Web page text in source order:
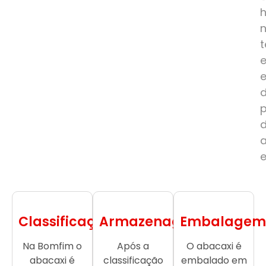
e
Classificação
Na Bomfim o
abacaxi é
Armazenagem
Após a
classificação
Embalagem
O abacaxi é
embalado em